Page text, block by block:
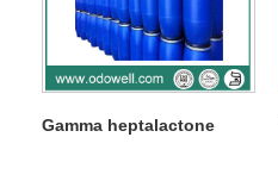
Gamma heptalactone